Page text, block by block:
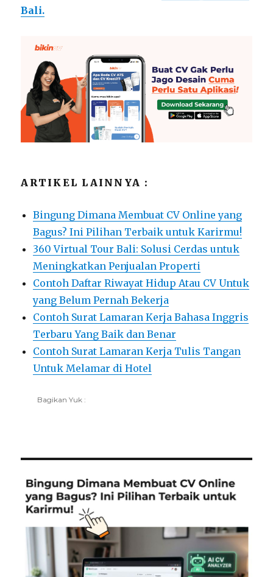
Bali.
ARTIKEL LAINNYA :
Bingung Dimana Membuat CV Online yang
Bagus? Ini Pilihan Terbaik untuk Karirmu!
360 Virtual Tour Bali: Solusi Cerdas untuk
Meningkatkan Penjualan Properti
Contoh Daftar Riwayat Hidup Atau CV Untuk
yang Belum Pernah Bekerja
Contoh Surat Lamaran Kerja Bahasa Inggris
Terbaru Yang Baik dan Benar
Contoh Surat Lamaran Kerja Tulis Tangan
Untuk Melamar di Hotel
Bagikan Yuk :